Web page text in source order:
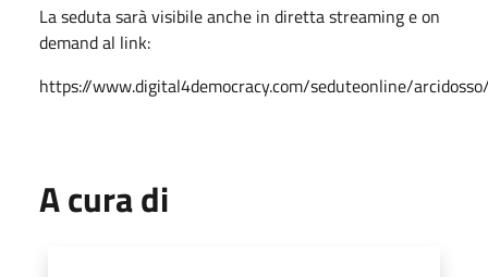
La seduta sarà visibile anche in diretta streaming e on
demand al link:
https://www.digital4democracy.com/seduteonline/
A cura di